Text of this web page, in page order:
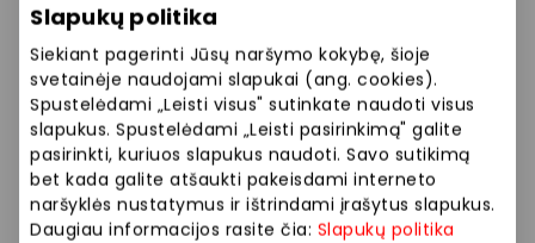
Slapukų politika
Siekiant pagerinti Jūsų naršymo kokybę, šioje
svetainėje naudojami slapukai (ang. cookies).
Spustelėdami „Leisti visus" sutinkate naudoti visus
slapukus. Spustelėdami „Leisti pasirinkimą" galite
pasirinkti, kuriuos slapukus naudoti. Savo sutikimą
bet kada galite atšaukti pakeisdami interneto
naršyklės nustatymus ir ištrindami įrašytus slapukus.
Daugiau informacijos rasite čia: Slapukų politika
Prizai už lojalumo taškus
100 % nuolaida už rekomendaciją
Nemokamas aptarnavimas
Prekės be pabrangimo